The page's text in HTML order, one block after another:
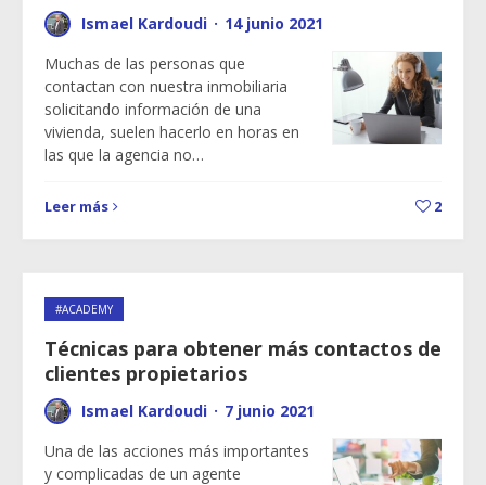
Ismael Kardoudi · 14 junio 2021
Muchas de las personas que
contactan con nuestra inmobiliaria
solicitando información de una
vivienda, suelen hacerlo en horas en
las que la agencia no…
Leer más 2
#ACADEMY
Técnicas para obtener más contactos de
clientes propietarios
Ismael Kardoudi · 7 junio 2021
Una de las acciones más importantes
y complicadas de un agente